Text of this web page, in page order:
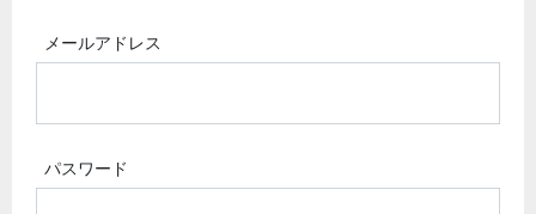
メールアドレス
パスワード